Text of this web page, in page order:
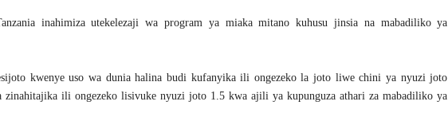
inahimiza utekelezaji wa program ya miaka mitano kuhusu jinsia na mabadiliko ya
kwenye uso wa dunia halina budi kufanyika ili ongezeko la joto liwe chini ya nyuzi joto
zinahitajika ili ongezeko lisivuke nyuzi joto 1.5 kwa ajili ya kupunguza athari za mabadiliko ya